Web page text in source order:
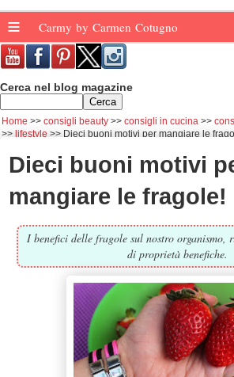
≡ Carmy by Carmen Cotugno
Cerca nel blog magazine
Home consigli beauty consigli in cucina
lifestyle
Dieci buoni motivi per mangiare le
Dieci buoni motivi
mangiare le fragole!
I benefici delle fragole sul nostro organismo,
di proprietà benefiche.